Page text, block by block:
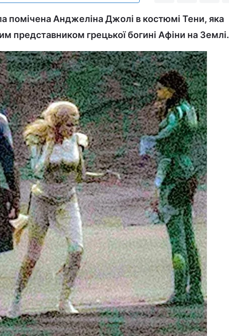
помічена Анджеліна Джолі в костюмі Тени, яка
представником грецької богині Афіни на Землі.